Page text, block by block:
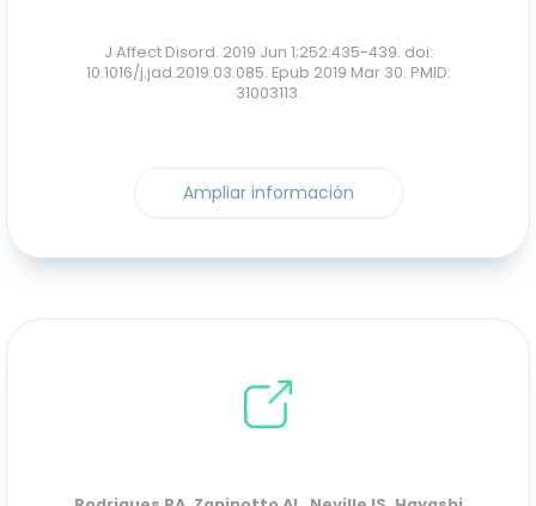
J Affect Disord. 2019 Jun 1;252:435-439. doi:
10.1016/j.jad.2019.03.085. Epub 2019 Mar 30. PMID:
31003113.
Ampliar información